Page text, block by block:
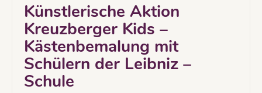
Künstlerische Aktion
Kreuzberger Kids –
Kästenbemalung mit
Schülern der Leibniz –
Schule